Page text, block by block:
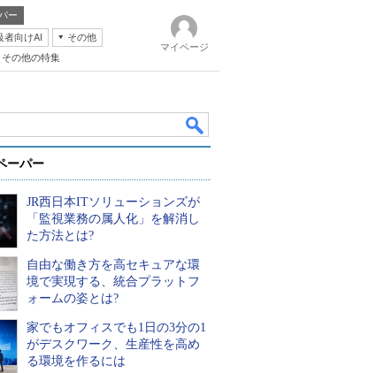
ー
者向けAI
その他
その他の特集
マイページ
ーパー
JR西日本ITソリューションズが
「監視業務の属人化」を解消し
た方法とは?
自由な働き方を高セキュアな環
境で実現する、統合プラットフ
ォームの姿とは?
家でもオフィスでも1日の3分の1
がデスクワーク、生産性を高め
る環境を作るには